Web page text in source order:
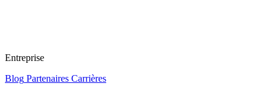
Entreprise
Blog Partenaires Carrières